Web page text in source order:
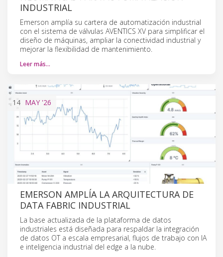
INDUSTRIAL
Emerson amplía su cartera de automatización industrial
con el sistema de válvulas AVENTICS XV para simplificar el
diseño de máquinas, ampliar la conectividad industrial y
mejorar la flexibilidad de mantenimiento.
Leer más…
14 MAY '26
EMERSON AMPLÍA LA ARQUITECTURA DE
DATA FABRIC INDUSTRIAL
La base actualizada de la plataforma de datos
industriales está diseñada para respaldar la integración
de datos OT a escala empresarial, flujos de trabajo con IA
e inteligencia industrial del edge a la nube.